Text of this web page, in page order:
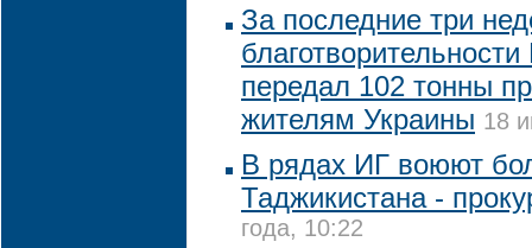
За последние три
передал 102 тонны
жителям Украины 18
В рядах ИГ воюют
Таджикистана -
года, 10:22